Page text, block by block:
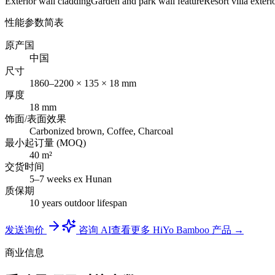
性能参数简表
原产国
中国
尺寸
1860–2200 × 135 × 18 mm
厚度
18 mm
饰面/表面效果
Carbonized brown, Coffee, Charcoal
最小起订量 (MOQ)
40 m²
交货时间
5–7 weeks ex Hunan
质保期
10 years outdoor lifespan
发送询价 咨询 AI查看更多 HiYo Bamboo 产品 →
商业信息